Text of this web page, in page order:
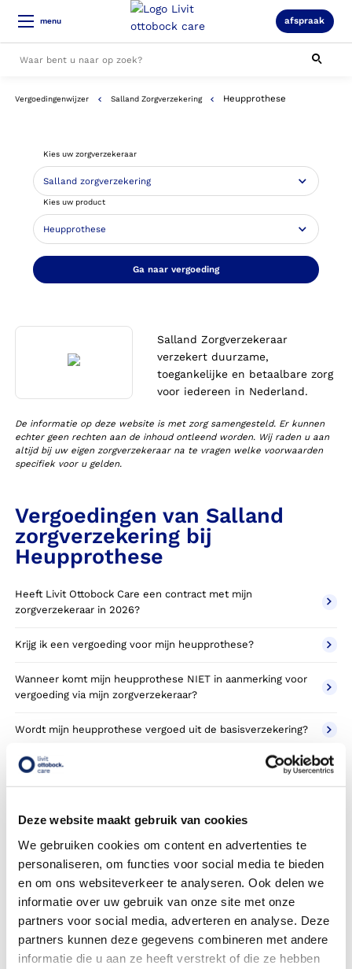
Deze website maakt gebruik van cookies
We gebruiken cookies om content en advertenties te
personaliseren, om functies voor social media te bieden
en om ons websiteverkeer te analyseren. Ook delen we
informatie over uw gebruik van onze site met onze
partners voor social media, adverteren en analyse. Deze
partners kunnen deze gegevens combineren met andere
informatie die u aan ze heeft verstrekt of die ze hebben
menu afspraak
Alle resultaten
Vergoedingenwijzer Salland Zorgverzekering Heupprothese
Kies uw zorgverzekeraar
Kies uw product
Ga naar vergoeding
Salland Zorgverzekeraar
verzekert duurzame,
toegankelijke en betaalbare zorg
voor iedereen in Nederland.
De informatie op deze website is met zorg samengesteld. Er kunnen
echter geen rechten aan de inhoud ontleend worden. Wij raden u aan
altijd bij uw eigen zorgverzekeraar na te vragen welke voorwaarden
specifiek voor u gelden.
Vergoedingen van Salland
zorgverzekering bij
Heupprothese
Heeft Livit Ottobock Care een contract met mijn
zorgverzekeraar in 2026?
Krijg ik een vergoeding voor mijn heupprothese?
Wanneer komt mijn heupprothese NIET in aanmerking voor
vergoeding via mijn zorgverzekeraar?
Wordt mijn heupprothese vergoed uit de basisverzekering?
Wordt mijn heupprothese vergoed vanuit een aanvullende
Betaal ik een eigen risico?
Zijn er ook heupprothesen in confectie- of standaard
uitvoeringen?
Is de heupprothese mijn eigendom?
Wordt de heupprothese geleverd onder de bruikleen of
lease regeling van uw zorgverzekering?